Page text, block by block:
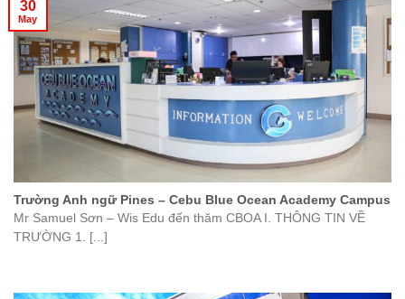
Trường Anh ngữ Pines – Cebu Blue Ocean Academy Campus
Mr Samuel Sơn – Wis Edu đến thăm CBOA I. THÔNG TIN VỀ
TRƯỜNG 1. [...]
30
May